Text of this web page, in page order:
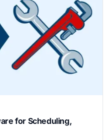
for Scheduling,